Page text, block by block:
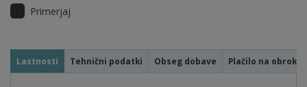
Primerjaj
Lastnosti Tehnični podatki Obseg dobave Plačilo na obroke